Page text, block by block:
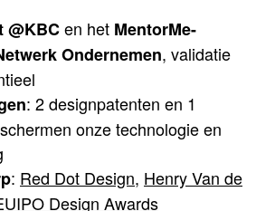
@KBCen het MentorMe-
Ondernemen, validatie
: 2 designpatenten en 1
onze technologie en
: Red Dot Design, Henry Van de
Design Awards